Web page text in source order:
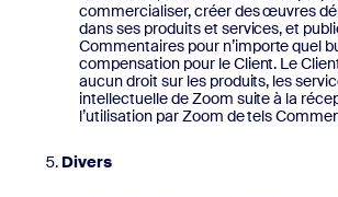
commercialiser, créer des œuvres
dans ses produits et services, et
Commentaires pour n’importe quel
compensation pour le Client. Le
aucun droit sur les produits, les
intellectuelle de Zoom suite à la
l’utilisation par Zoom de tels
Divers